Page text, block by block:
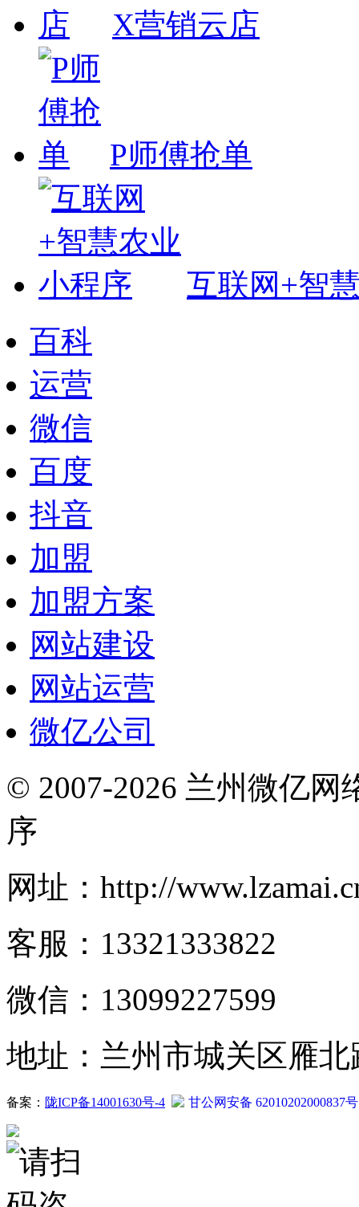
X营销云店
P师傅抢单
互联网+智
百科
运营
微信
百度
抖音
加盟
加盟方案
网站建设
网站运营
微亿公司
© 2007-2026 兰州微亿网
序
网址：http://
客服：13321333822
微信：13099227599
地址：兰州市城关区雁北
备案： 陇ICP备14001630号-4 甘公网安备 62010202000837号